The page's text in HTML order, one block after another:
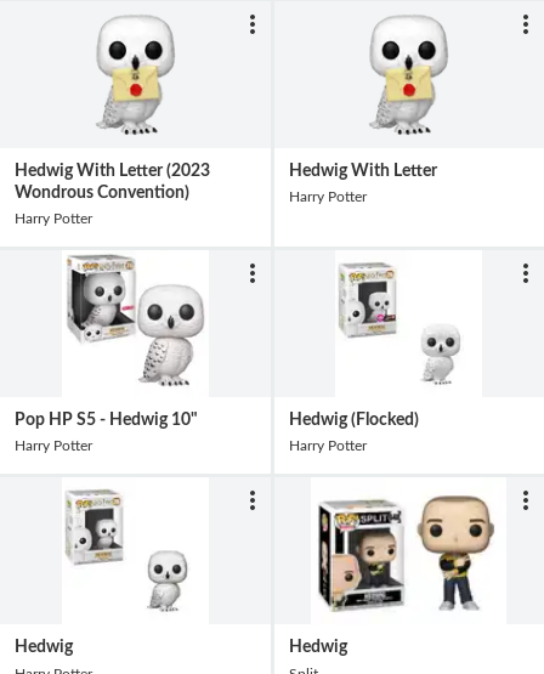
Hedwig With Letter (2023
Wondrous Convention)
Harry Potter
Hedwig With Letter
Harry Potter
Pop HP S5 - Hedwig 10"
Harry Potter
Hedwig (Flocked)
Harry Potter
Hedwig Hedwig